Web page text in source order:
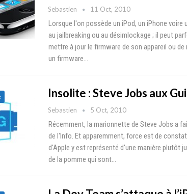
Sebastien 11 Oct, 2010
Lorsque l'on possède un iPod, un iPhone voire
au jailbreaking ou au désimlockage ; il peut
mettre à jour le firmware de son appareil ou
un firmware…
Insolite : Steve Jobs aux
Sebastien 5 Oct, 2010
Récemment, la marionnette de Steve Jobs a
de l'Info. Et apparemment, force est de
d'Apple y est représenté d'une manière plutôt
de la pomme qui sont…